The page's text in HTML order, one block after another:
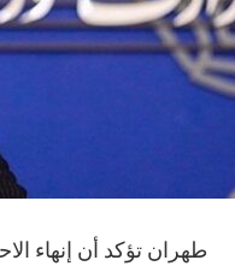
طهران تؤكد أن إنهاء